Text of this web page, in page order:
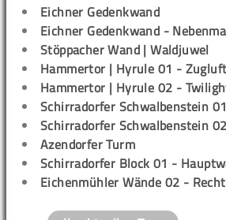
Eichner Gedenkwand
Eichner Gedenkwand -
Stöppacher Wand | Waldjuwel
Hammertor | Hyrule 01 - Zugluft
Hammertor | Hyrule 02 -
Schirradorfer Schwalbenstein
Schirradorfer Schwalbenstein
Azendorfer Turm
Schirradorfer Block 01 -
Eichenmühler Wände 02 -